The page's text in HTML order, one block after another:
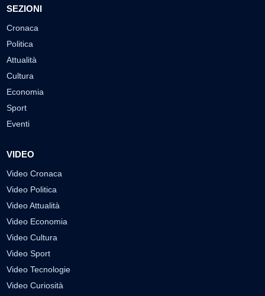
SEZIONI
Cronaca
Politica
Attualità
Cultura
Economia
Sport
Eventi
VIDEO
Video Cronaca
Video Politica
Video Attualità
Video Economia
Video Cultura
Video Sport
Video Tecnologie
Video Curiosità